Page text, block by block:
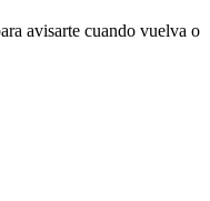
avisarte cuando vuelva o